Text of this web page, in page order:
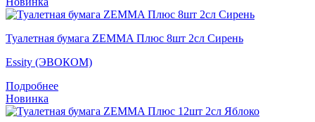
Туалетная бумага ZEMMA Плюс 8шт 2сл Сирень
Essity (ЭВОКОМ)
Подробнее
Новинка